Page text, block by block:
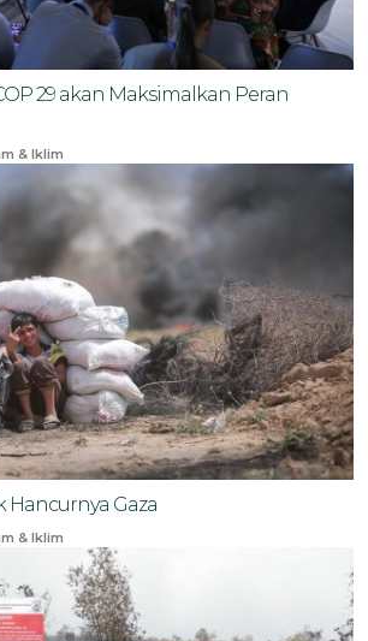
29 akan Maksimalkan Peran
& Iklim
Hancurnya Gaza
& Iklim